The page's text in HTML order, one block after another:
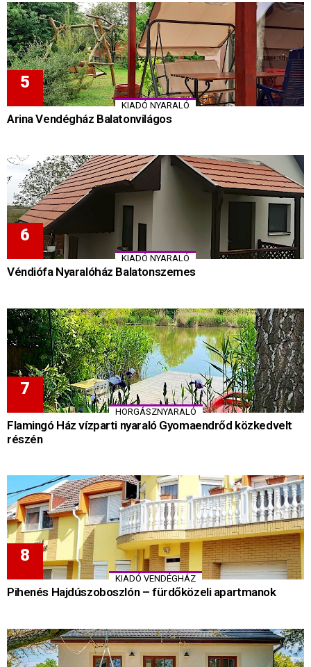
KIADÓ NYARALÓ
Arina Vendégház Balatonvilágos
KIADÓ NYARALÓ
Véndiófa Nyaralóház Balatonszemes
HORGÁSZNYARALÓ
Flamingó Ház vízparti nyaraló Gyomaendrőd közkedvelt
részén
KIADÓ VENDÉGHÁZ
Pihenés Hajdúszoboszlón – fürdőközeli apartmanok